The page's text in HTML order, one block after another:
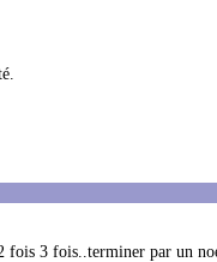
fois 3 fois..terminer par un